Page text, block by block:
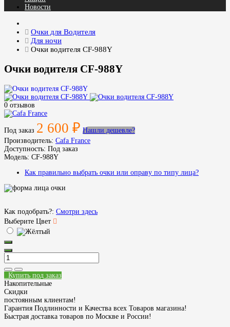
Новости
Очки для Водителя
Для ночи
Очки водителя CF-988Y
Очки водителя CF-988Y
0 отзывов
Под заказ 2 600 ₽ Нашли дешевле?
Производитель: Cafa France
Доступность: Под заказ
Модель: CF-988Y
Как правильно выбрать очки или оправу по типу лица?
Как подобрать?: Смотри здесь
Выберите Цвет
Купить под заказ
Накопительные
Скидки
постоянным клиентам!
Гарантия Подлинности и Качества всех Товаров магазина!
Быстрая доставка товаров по Москве и России!